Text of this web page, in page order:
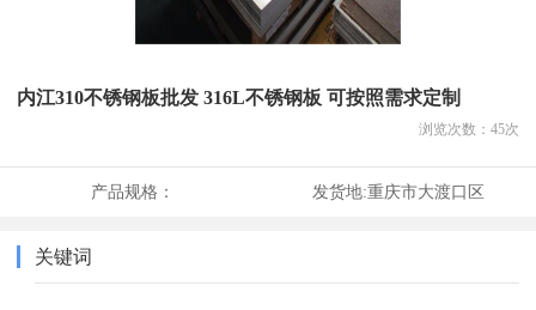
内江310不锈钢板批发 316L不锈钢板 可按照需求定制
浏览次数： 45次
产品规格： 发货地:重庆市大渡口区
关键词